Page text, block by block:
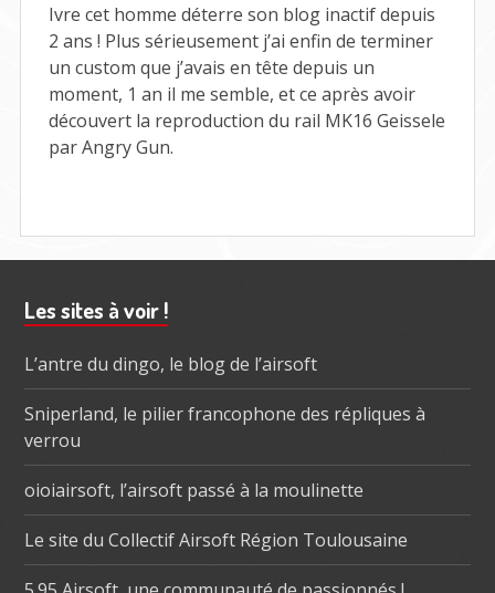
Ivre cet homme déterre son blog inactif depuis
2 ans ! Plus sérieusement j’ai enfin de terminer
un custom que j’avais en tête depuis un
moment, 1 an il me semble, et ce après avoir
découvert la reproduction du rail MK16 Geissele
par Angry Gun.
Barre
subsidiaire
Les sites à voir !
L’antre du dingo, le blog de l’airsoft
Sniperland, le pilier francophone des répliques à
verrou
oioiairsoft, l’airsoft passé à la moulinette
Le site du Collectif Airsoft Région Toulousaine